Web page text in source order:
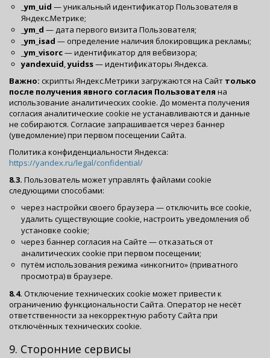
_ym_uid — уникальный идентификатор Пользователя в
Яндекс.Метрике;
_ym_d — дата первого визита Пользователя;
_ym_isad — определение наличия блокировщика рекламы;
_ym_visorc— идентификатор для вебвизора;
yandexuid ,yuidss— идентификаторы Яндекса.
Важно: скрипты Яндекс.Метрики загружаются на Сайт только
после получения явного согласия Пользователя на
использование аналитических cookie. До момента получения
согласия аналитические cookie не устанавливаются и данные
не собираются. Согласие запрашивается через баннер
(уведомление) при первом посещении Сайта.
Политика конфиденциальности Яндекса:
https://yandex.ru/legal/confidential/
8.3. Пользователь может управлять файлами cookie
следующими способами:
через настройки своего браузера — отключить все cookie,
удалить существующие cookie, настроить уведомления об
установке cookie;
через баннер согласия на Сайте — отказаться от
аналитических cookie при первом посещении;
путём использования режима «инкогнито» (приватного
просмотра) в браузере.
8.4. Отключение технических cookie может привести к
ограничению функциональности Сайта. Оператор не несёт
ответственности за некорректную работу Сайта при
отключённых технических cookie.
9. Сторонние сервисы